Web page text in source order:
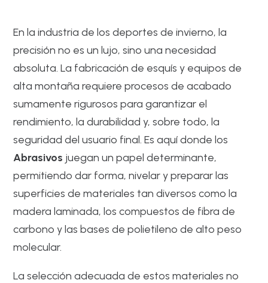
En la industria de los deportes de invierno, la
precisión no es un lujo, sino una necesidad
absoluta. La fabricación de esquís y equipos de
alta montaña requiere procesos de acabado
sumamente rigurosos para garantizar el
rendimiento, la durabilidad y, sobre todo, la
seguridad del usuario final. Es aquí donde los
Abrasivos juegan un papel determinante,
permitiendo dar forma, nivelar y preparar las
superficies de materiales tan diversos como la
madera laminada, los compuestos de fibra de
carbono y las bases de polietileno de alto peso
molecular.
La selección adecuada de estos materiales no